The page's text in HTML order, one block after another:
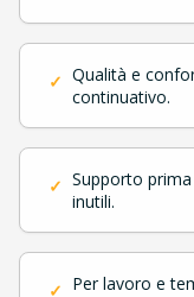
✓ Qualità e
continuativo.
✓ Supporto prima
inutili.
✓ Per lavoro e